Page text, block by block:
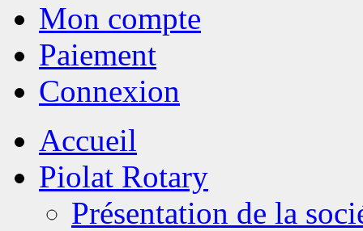
Mon compte
Paiement
Connexion
Accueil
Piolat Rotary
Présentation de la